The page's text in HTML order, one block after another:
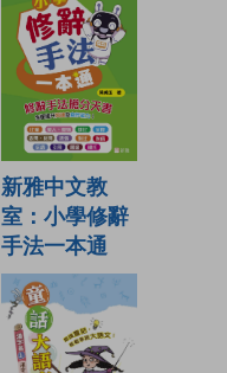
新雅中文教
室：小學修辭
手法一本通